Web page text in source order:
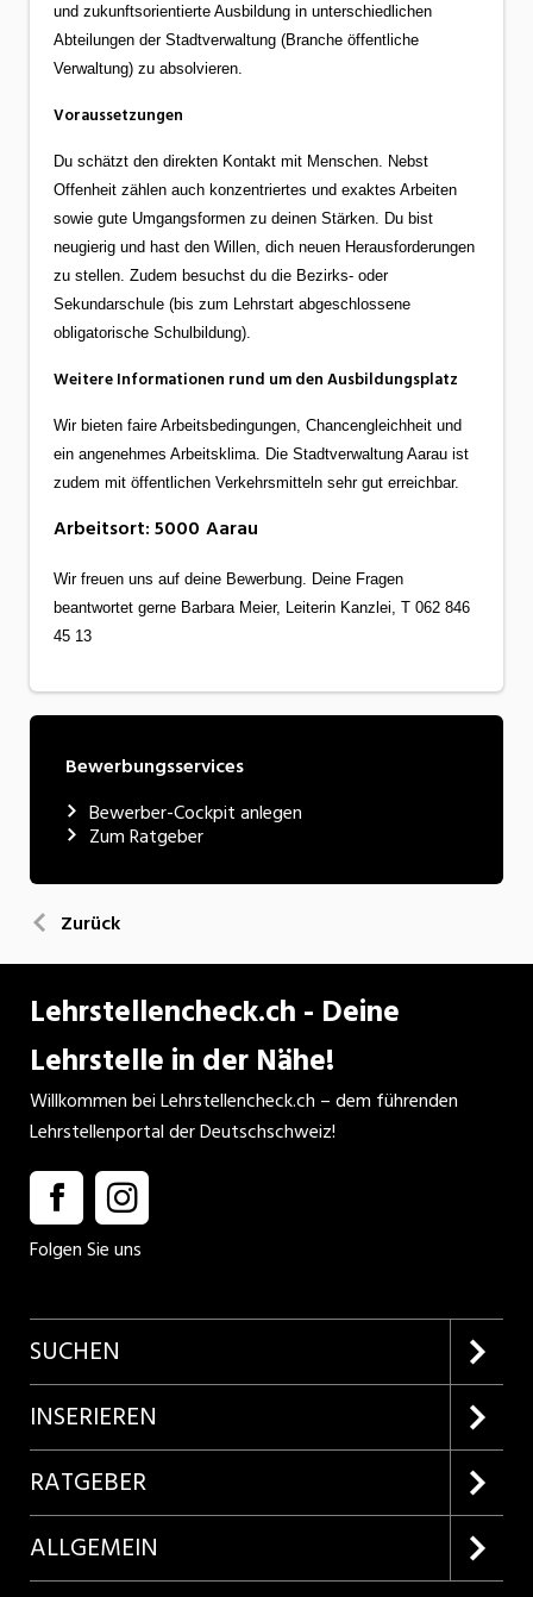
und zukunftsorientierte Ausbildung in unterschiedlichen
Abteilungen der Stadtverwaltung (Branche öffentliche
Verwaltung) zu absolvieren.
Voraussetzungen
Du schätzt den direkten Kontakt mit Menschen. Nebst
Offenheit zählen auch konzentriertes und exaktes Arbeiten
sowie gute Umgangsformen zu deinen Stärken. Du bist
neugierig und hast den Willen, dich neuen Herausforderungen
zu stellen. Zudem besuchst du die Bezirks- oder
Sekundarschule (bis zum Lehrstart abgeschlossene
obligatorische Schulbildung).
Weitere Informationen rund um den Ausbildungsplatz
Wir bieten faire Arbeitsbedingungen, Chancengleichheit und
ein angenehmes Arbeitsklima. Die Stadtverwaltung Aarau ist
zudem mit öffentlichen Verkehrsmitteln sehr gut erreichbar.
Arbeitsort:5000 Aarau
Wir freuen uns auf deine Bewerbung. Deine Fragen
beantwortet gerne Barbara Meier, Leiterin Kanzlei, T 062 846
45 13
Bewerbungsservices
Bewerber-Cockpit anlegen
Zum Ratgeber
Zurück
Lehrstellencheck.ch - Deine
Lehrstelle in der Nähe!
Willkommen bei Lehrstellencheck.ch – dem führenden
Lehrstellenportal der Deutschschweiz!
Folgen Sie uns
SUCHEN
Firmenprofile entdecken
Lehrstellen suchen
INSERIEREN
Kundenlogin
Inserieren
Produkte
RATGEBER
Lehrberufe entdecken
ALLGEMEIN